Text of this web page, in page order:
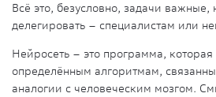
Всё это, безусловно, задачи
делегировать – специалистам или
Нейросеть – это программа,
определённым алгоритмам,
аналогии с человеческим мозгом.